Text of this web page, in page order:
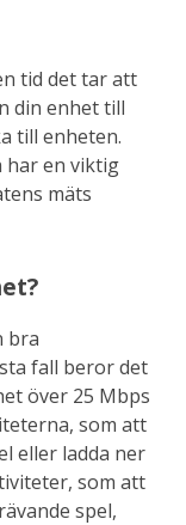
tid det tar att
din enhet till
till enheten.
har en viktig
mäts
bra
fall beror det
över 25 Mbps
som att
eller ladda ner
som att
spel,